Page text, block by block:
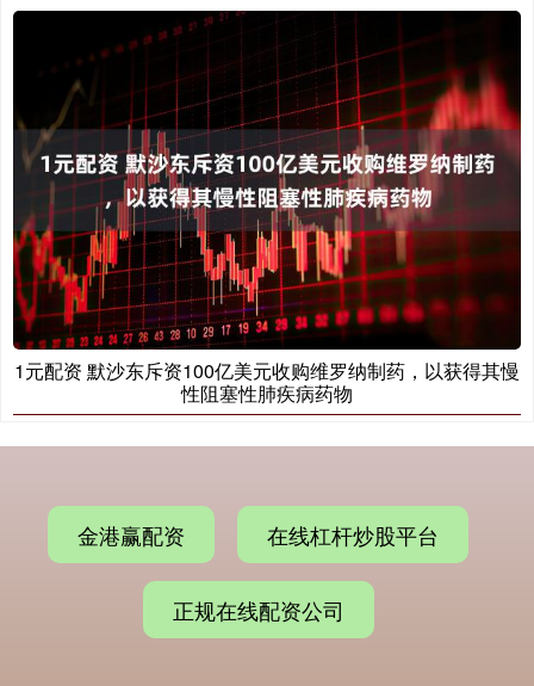
1元配资 默沙东斥资100亿美元收购维罗纳制药，以获得其慢
性阻塞性肺疾病药物
金港赢配资 在线杠杆炒股平台
正规在线配资公司